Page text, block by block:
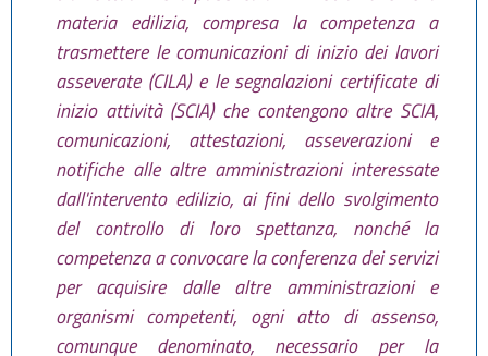
materia edilizia, compresa la competenza a
trasmettere le comunicazioni di inizio dei lavori
asseverate (CILA) e le segnalazioni certificate di
inizio attività (SCIA) che contengono altre SCIA,
comunicazioni, attestazioni, asseverazioni e
notifiche alle altre amministrazioni interessate
dall'intervento edilizio, ai fini dello svolgimento
del controllo di loro spettanza, nonché la
competenza a convocare la conferenza dei servizi
per acquisire dalle altre amministrazioni e
organismi competenti, ogni atto di assenso,
comunque denominato, necessario per la